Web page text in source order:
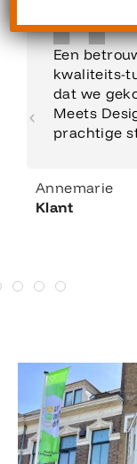
Een
kwaliteits-
dat we
Meets
prachtige
Annemarie
Klant